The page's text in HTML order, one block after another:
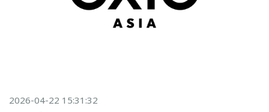
2026-04-22 15:31:32